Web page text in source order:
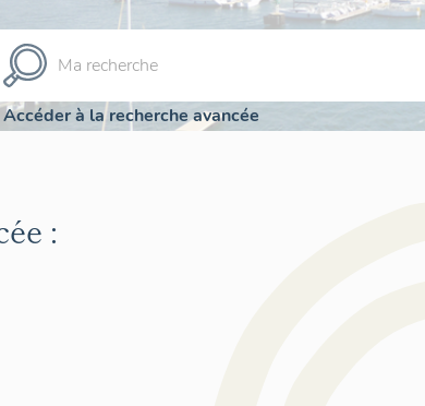
Accéder à la recherche avancée
: